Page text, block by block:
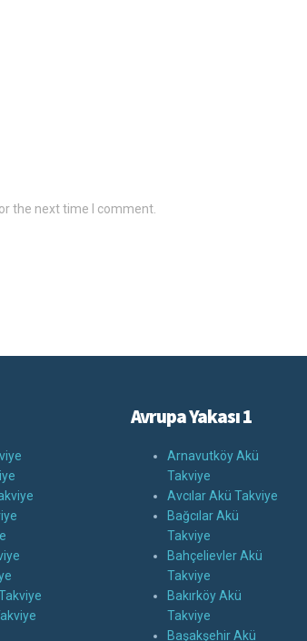
the next time I comment.
Avrupa Yakası 1
Arnavutköy Akü
Takviye
Avcılar Akü Takviye
Bağcılar Akü
Takviye
Bahçelievler Akü
Takviye
Bakırköy Akü
Takviye
Başakşehir Akü